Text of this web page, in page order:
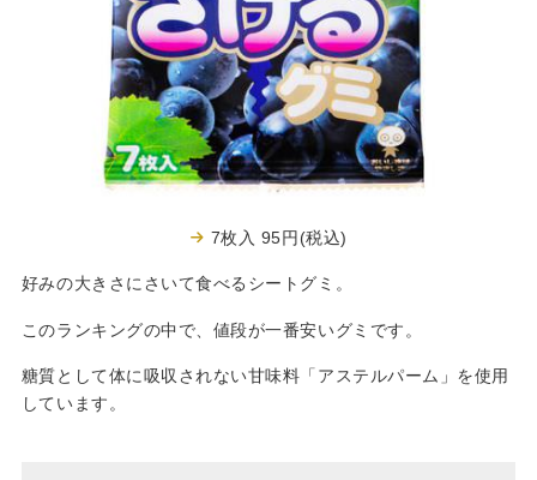
7枚入 95円(税込)
好みの大きさにさいて食べるシートグミ。
このランキングの中で、値段が一番安いグミです。
糖質として体に吸収されない甘味料「アステルパーム」を使用
しています。